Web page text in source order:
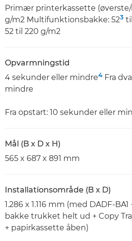
Primær printerkassette (øverste/
g/m2 Multifunktionsbakke: 523
52 til 220 g/m2
Opvarmningstid
4 sekunder eller mindre4 Fra
mindre
Fra opstart: 10 sekunder eller
Mål (B x D x H)
565 x 687 x 891 mm
Installationsområde (B x D)
1.286 x 1.116 mm (med DADF-
bakke trukket helt ud + Copy
+ papirkassette åben)